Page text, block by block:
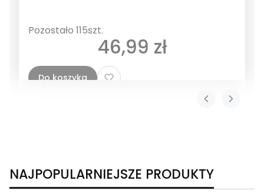
Pozostało 115szt.
Cena
46,99 zł
Do koszyka
NAJPOPULARNIEJSZE PRODUKTY